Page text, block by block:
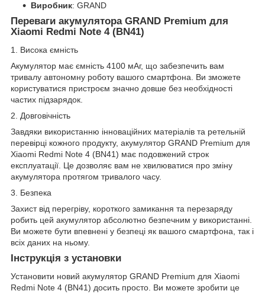
Виробник: GRAND
Переваги акумулятора GRAND Premium для
Xiaomi Redmi Note 4 (BN41)
1. Висока ємність
Акумулятор має ємність 4100 мАг, що забезпечить вам
тривалу автономну роботу вашого смартфона. Ви зможете
користуватися пристроєм значно довше без необхідності
частих підзарядок.
2. Довговічність
Завдяки використанню інноваційних матеріалів та ретельній
перевірці кожного продукту, акумулятор GRAND Premium для
Xiaomi Redmi Note 4 (BN41) має подовжений строк
експлуатації. Це дозволяє вам не хвилюватися про зміну
акумулятора протягом тривалого часу.
3. Безпека
Захист від перегріву, короткого замикання та перезаряду
робить цей акумулятор абсолютно безпечним у використанні.
Ви можете бути впевнені у безпеці як вашого смартфона, так і
всіх даних на ньому.
Інструкція з установки
Установити новий акумулятор GRAND Premium для Xiaomi
Redmi Note 4 (BN41) досить просто. Ви можете зробити це